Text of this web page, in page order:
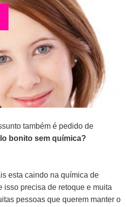
também é pedido de
bonito sem química?
esta caindo na química de
isso precisa de retoque e muita
pessoas que querem manter o